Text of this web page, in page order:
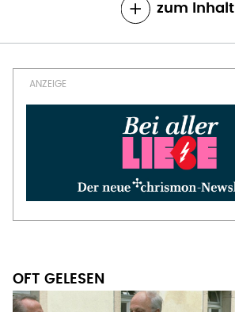
zum Inhalt
OFT GELESEN